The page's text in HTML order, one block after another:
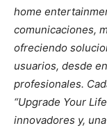
home
comunicaciones,
ofreciendo
usuarios, desde
profesionales.
“Upgrade Your
innovadores y,